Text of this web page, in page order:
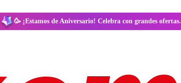
🥳 ¡Estamos de Aniversario! Celebra con grandes ofertas.